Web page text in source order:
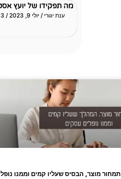
מה תפקידו של יועץ
ענת יגורי יולי 9, 2023
תמחור מוצר, הבסיס שעליו קמים וממנו